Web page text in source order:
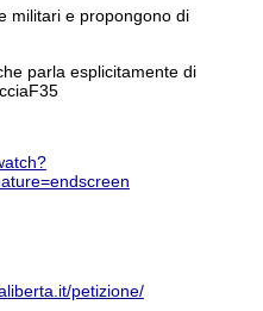
militari e propongono di
parla esplicitamente di
petizione/